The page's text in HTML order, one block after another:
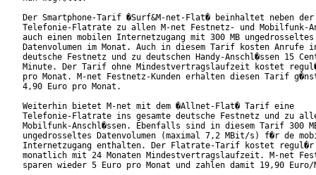
Der Smartphone-Tarif �Surf&M-net-Flat� beinhaltet neben der
Telefonie-Flatrate zu allen M-net Festnetz- und Mobilfunk-
auch einen mobilen Internetzugang mit 300 MB ungedrosseltes
Datenvolumen im Monat. Auch in diesem Tarif kosten Anrufe
deutsche Festnetz und zu deutschen Handy-Anschl�ssen 15
Minute. Der Tarif ohne Mindestvertragslaufzeit kostet
pro Monat. M-net Festnetz-Kunden erhalten diesen Tarif
4,90 Euro pro Monat.
Weiterhin bietet M-net mit dem �Allnet-Flat� Tarif eine
Telefonie-Flatrate ins gesamte deutsche Festnetz und zu
Mobilfunk-Anschl�ssen. Ebenfalls sind in diesem Tarif 300
ungedrosseltes Datenvolumen (maximal 7,2 MBit/s) f�r de
Internetzugang enthalten. Der Flatrate-Tarif kostet regul�r
monatlich mit 24 Monaten Mindestvertragslaufzeit. M-net
sparen wieder 5 Euro pro Monat und zahlen damit 19,90 Euro/